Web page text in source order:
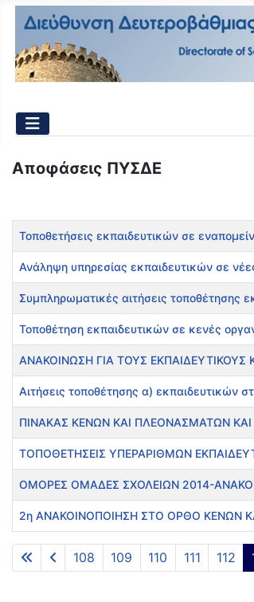
Αποφάσεις ΠΥΣΔΕ
Τίτλος Εμφανίσεις
Τοποθετήσεις εκπαιδευτικών σε
Ανάληψη υπηρεσίας εκπαιδευτικών σε
Συμπληρωματικές αιτήσεις τοποθέτησης
Τοποθέτηση εκπαιδευτικών σε κενές
ΑΝΑΚΟΙΝΩΣΗ ΓΙΑ ΤΟΥΣ
Αιτήσεις τοποθέτησης α) εκπαιδευτικών
ΠΙΝΑΚΑΣ ΚΕΝΩΝ ΚΑΙ ΠΛΕΟΝΑΣΜΑΤΩΝ
ΤΟΠΟΘΕΤΗΣΕΙΣ ΥΠΕΡΑΡΙΘΜΩΝ
ΟΜΟΡΕΣ ΟΜΑΔΕΣ ΣΧΟΛΕΙΩΝ 2014-
2η ΑΝΑΚΟΙΝΟΠΟΙΗΣΗ ΣΤΟ ΟΡΘΟ ΚΕΝΩΝ
108 109 110 111 112